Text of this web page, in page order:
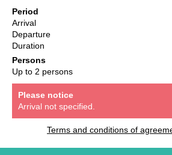
Period
Arrival
Departure
Duration
Persons
Up to 2 persons
Please notice
Arrival not specified.
Terms and conditions of